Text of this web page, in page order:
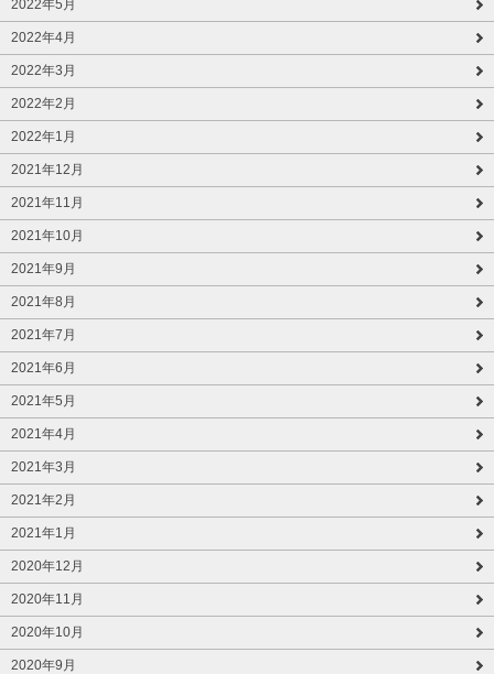
2022年5月
2022年4月
2022年3月
2022年2月
2022年1月
2021年12月
2021年11月
2021年10月
2021年9月
2021年8月
2021年7月
2021年6月
2021年5月
2021年4月
2021年3月
2021年2月
2021年1月
2020年12月
2020年11月
2020年10月
2020年9月